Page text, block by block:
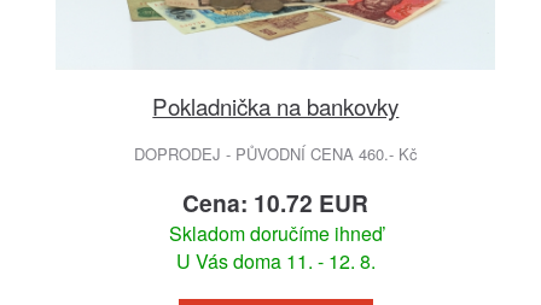
Pokladnička na bankovky
DOPRODEJ - PŮVODNÍ CENA 460.- Kč
Cena: 10.72 EUR
Skladom doručíme ihneď
U Vás doma 11. - 12. 8.